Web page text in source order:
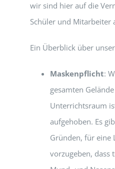
wir sind hier auf die
Schüler und Mitarbeiter
Ein Überblick über
Maskenpflicht:
gesamten
Unterrichtsraum
aufgehoben. Es
Gründen, für
vorzugeben, dass